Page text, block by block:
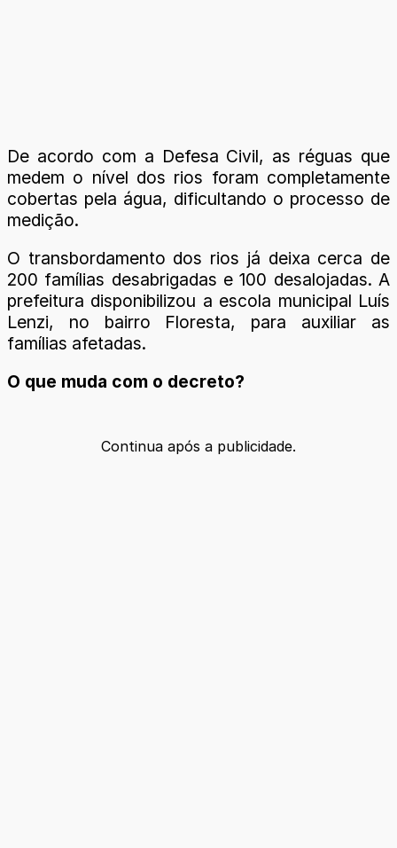
De acordo com a Defesa Civil, as réguas que
medem o nível dos rios foram completamente
cobertas pela água, dificultando o processo de
medição.
O transbordamento dos rios já deixa cerca de
200 famílias desabrigadas e 100 desalojadas. A
prefeitura disponibilizou a escola municipal Luís
Lenzi, no bairro Floresta, para auxiliar as
famílias afetadas.
O que muda com o decreto?
Continua após a publicidade.